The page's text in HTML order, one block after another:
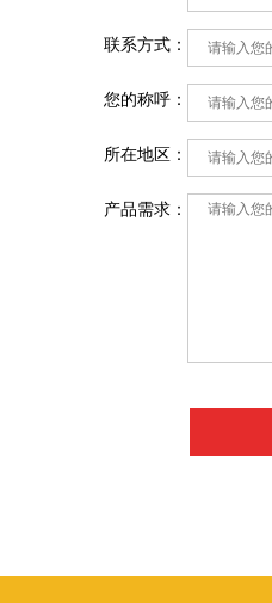
联系方式：
您的称呼：
所在地区：
产品需求：